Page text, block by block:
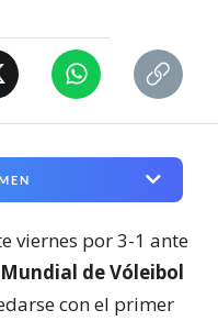
viernes por 3-1 ante
Mundial de Vóleibol
con el primer